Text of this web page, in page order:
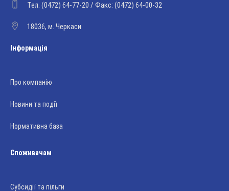
Тел. (0472) 64-77-20 / Факс: (0472) 64-00-32
18036, м. Черкаси
Інформація
Про компанію
Новини та події
Нормативна база
Споживачам
Субсидії та пільги